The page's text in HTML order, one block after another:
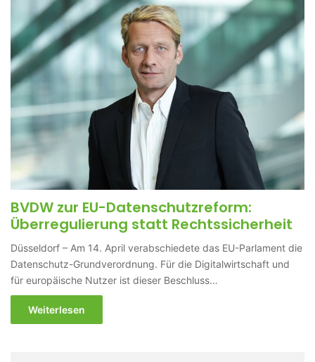
BVDW zur EU-Datenschutzreform:
Überregulierung statt Rechtssicherheit
Düsseldorf – Am 14. April verabschiedete das EU-Parlament die
Datenschutz-Grundverordnung. Für die Digitalwirtschaft und
für europäische Nutzer ist dieser Beschluss…
Weiterlesen